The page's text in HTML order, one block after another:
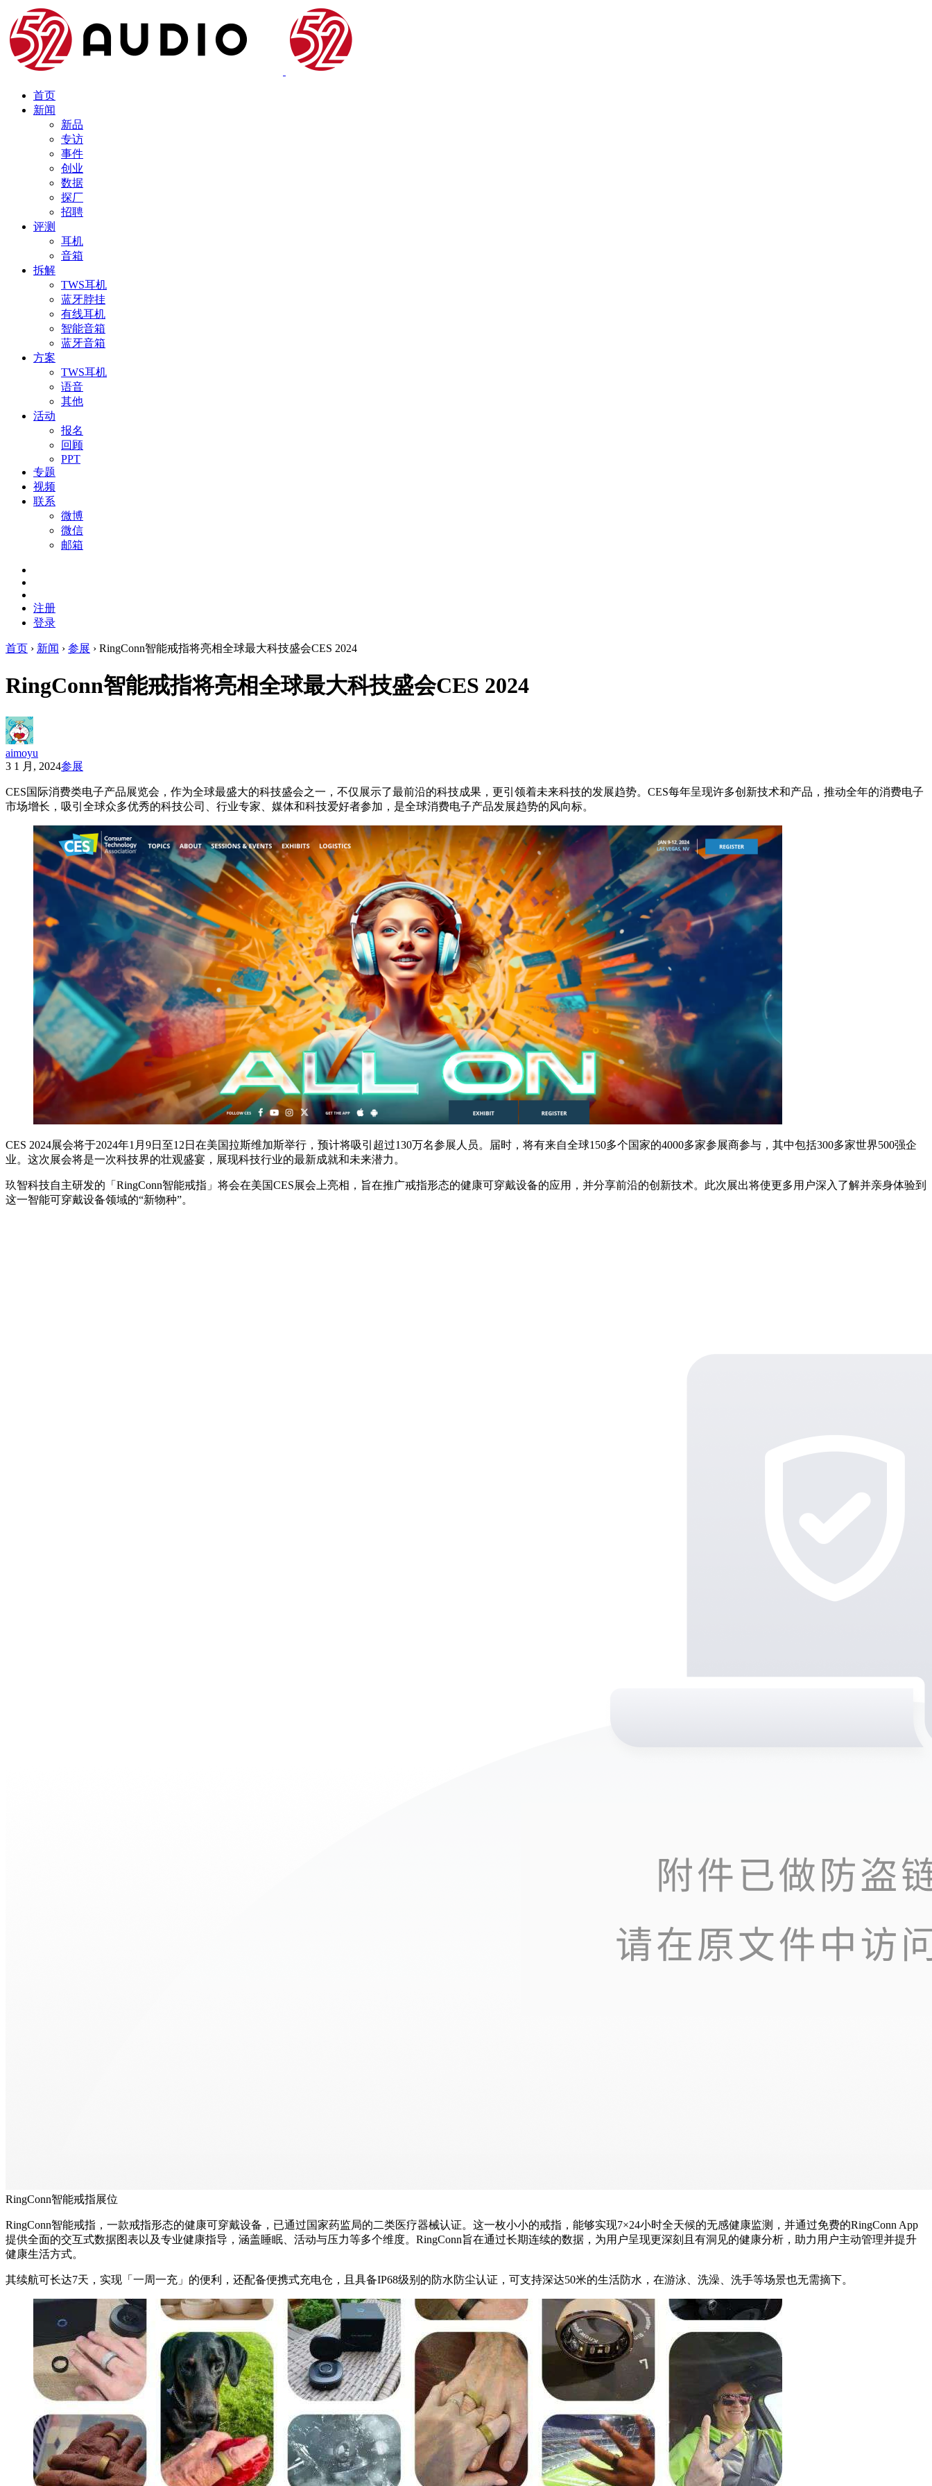
首页
新闻
新品
专访
事件
创业
数据
探厂
招聘
评测
耳机
音箱
拆解
TWS耳机
蓝牙脖挂
有线耳机
智能音箱
蓝牙音箱
方案
TWS耳机
语音
其他
活动
报名
回顾
PPT
专题
视频
联系
微博
微信
邮箱
注册
登录
首页 › 新闻 › 参展 › RingConn智能戒指将亮相全球最大科技盛会CES 2024
RingConn智能戒指将亮相全球最大科技盛会CES 2024
aimoyu
3 1 月, 2024参展
CES国际消费类电子产品展览会，作为全球最盛大的科技盛会之一，不仅展示了最前沿的科技成果，更引领着未来科技的发展趋势。CES每年呈现许多创新技术和产品，推动全年的消费电子
市场增长，吸引全球众多优秀的科技公司、行业专家、媒体和科技爱好者参加，是全球消费电子产品发展趋势的风向标。
CES 2024展会将于2024年1月9日至12日在美国拉斯维加斯举行，预计将吸引超过130万名参展人员。届时，将有来自全球150多个国家的4000多家参展商参与，其中包括300多家世界500强企
业。这次展会将是一次科技界的壮观盛宴，展现科技行业的最新成就和未来潜力。
玖智科技自主研发的「RingConn智能戒指」将会在美国CES展会上亮相，旨在推广戒指形态的健康可穿戴设备的应用，并分享前沿的创新技术。此次展出将使更多用户深入了解并亲身体验到
这一智能可穿戴设备领域的“新物种”。
RingConn智能戒指展位
RingConn智能戒指，一款戒指形态的健康可穿戴设备，已通过国家药监局的二类医疗器械认证。这一枚小小的戒指，能够实现7×24小时全天候的无感健康监测，并通过免费的RingConn App
提供全面的交互式数据图表以及专业健康指导，涵盖睡眠、活动与压力等多个维度。RingConn旨在通过长期连续的数据，为用户呈现更深刻且有洞见的健康分析，助力用户主动管理并提升
健康生活方式。
其续航可长达7天，实现「一周一充」的便利，还配备便携式充电仓，且具备IP68级别的防水防尘认证，可支持深达50米的生活防水，在游泳、洗澡、洗手等场景也无需摘下。